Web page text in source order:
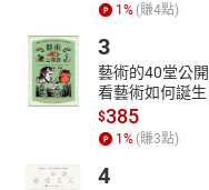
1% (賺4點)
3
藝術的40堂公
看藝術如何誕生
$385
1% (賺3點)
4